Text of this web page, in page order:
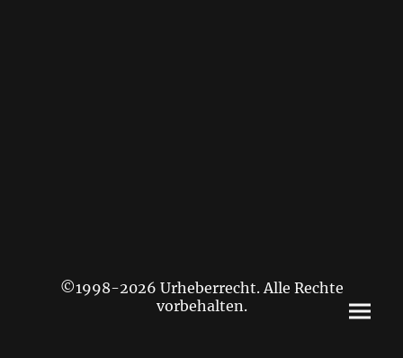
©1998-2026 Urheberrecht. Alle Rechte
vorbehalten.